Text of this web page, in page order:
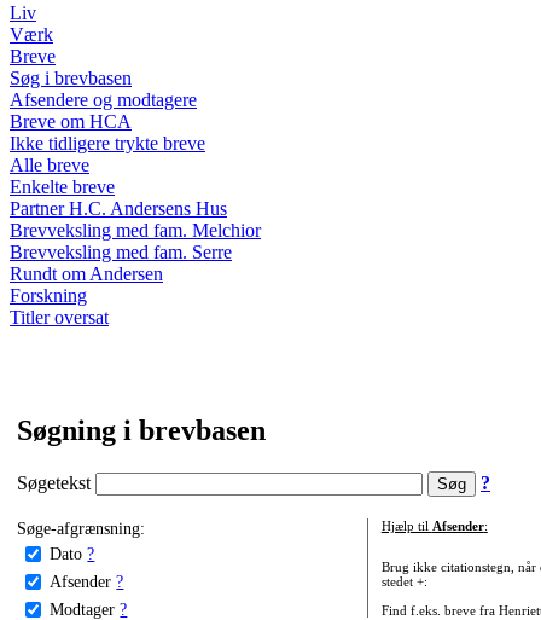
Liv
Værk
Breve
Søg i brevbasen
Afsendere og modtagere
Breve om HCA
Ikke tidligere trykte breve
Alle breve
Enkelte breve
Partner H.C. Andersens Hus
Brevveksling med fam. Melchior
Brevveksling med fam. Serre
Rundt om Andersen
Forskning
Titler oversat
Søgning i brevbasen
Søgetekst ?
Søge-afgrænsning:
Dato ?
Afsender ?
Modtager ?
Hjælp til Afsender:
Brug ikke citationstegn, når
stedet +:
Find f.eks. breve fra